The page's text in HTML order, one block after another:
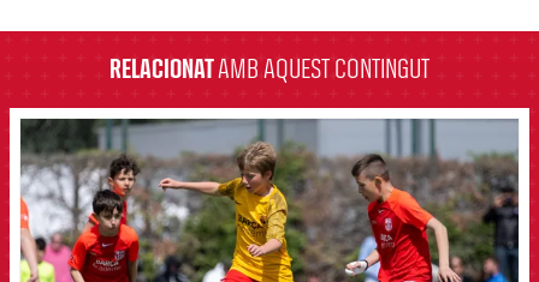
RELACIONATAMB AQUEST CONTINGUT